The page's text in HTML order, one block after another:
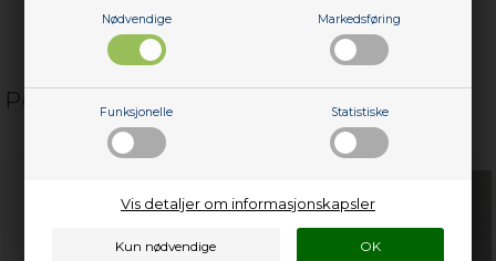
Nødvendige Markedsføring
Funksjonelle Statistiske
Vis detaljer om informasjonskapsler
Populære relaterte produkter